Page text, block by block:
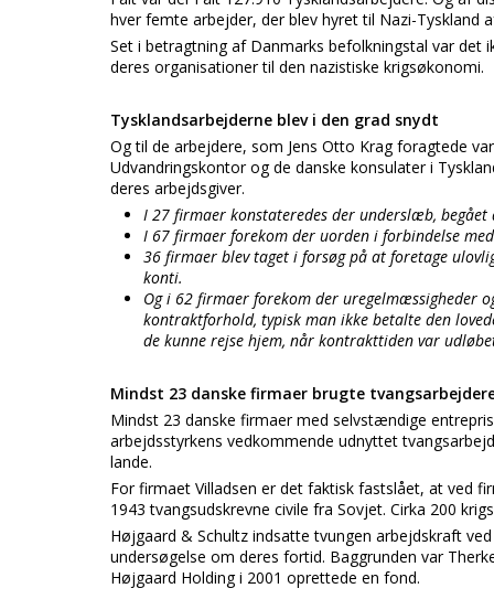
hver femte arbejder, der blev hyret til Nazi-Tyskland
Set i betragtning af Danmarks befolkningstal var det
deres organisationer til den nazistiske krigsøkonomi.
Tysklandsarbejderne blev i den grad snydt
Og til de arbejdere, som Jens Otto Krag foragtede
Udvandringskontor og de danske konsulater i
deres arbejdsgiver.
I 27 firmaer konstateredes der underslæb,
I 67 firmaer forekom der uorden i forbindelse
36 firmaer blev taget i forsøg på at foretage
konti.
Og i 62 firmaer forekom der uregelmæssigheder
kontraktforhold, typisk man ikke betalte den
de kunne rejse hjem, når kontrakttiden var
Mindst 23 danske firmaer brugte
Mindst 23 danske firmaer med selvstændige
arbejdsstyrkens vedkommende udnyttet
lande.
For firmaet Villadsen er det faktisk fastslået, at ved
1943 tvangsudskrevne civile fra Sovjet. Cirka 200
Højgaard & Schultz indsatte tvungen arbejdskraft
undersøgelse om deres fortid. Baggrunden var
Højgaard Holding i 2001 oprettede en fond.